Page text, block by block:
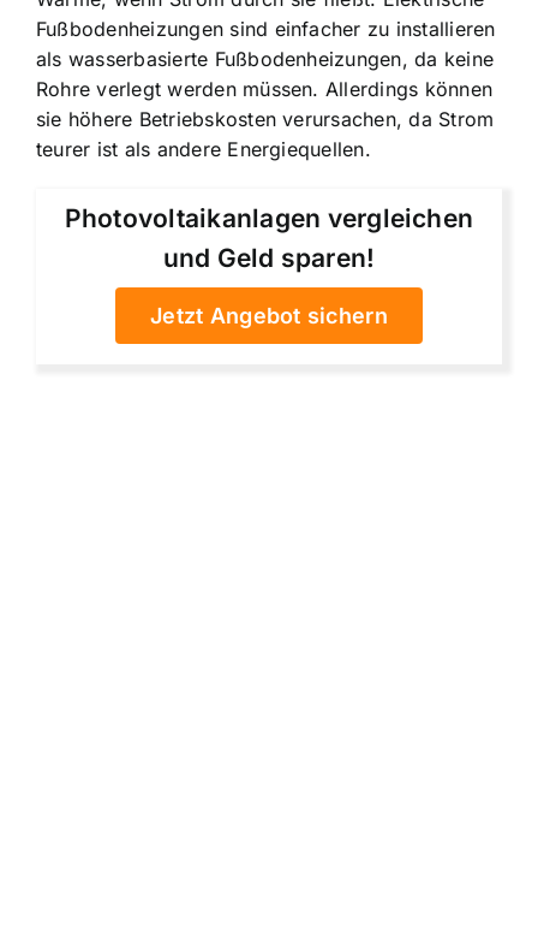
Fußbodenheizungen sind einfacher zu installieren
als wasserbasierte Fußbodenheizungen, da keine
Rohre verlegt werden müssen. Allerdings können
sie höhere Betriebskosten verursachen, da Strom
teurer ist als andere Energiequellen.
Photovoltaikanlagen vergleichen
und Geld sparen!
Jetzt Angebot sichern